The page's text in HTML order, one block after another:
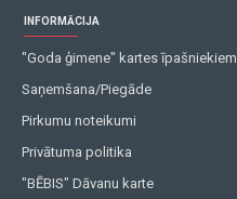
INFORMĀCIJA
"Goda ģimene" kartes īpašniekiem
Saņemšana/Piegāde
Pirkumu noteikumi
Privātuma politika
"BĒBIS" Dāvanu karte